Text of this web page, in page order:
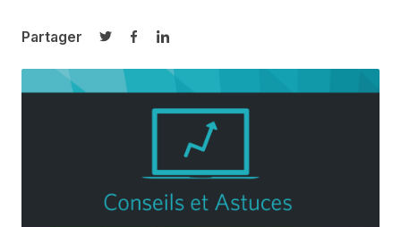
Partager
Partager sur Twitter
Partager sur Facebook
Partager sur LinkedIn